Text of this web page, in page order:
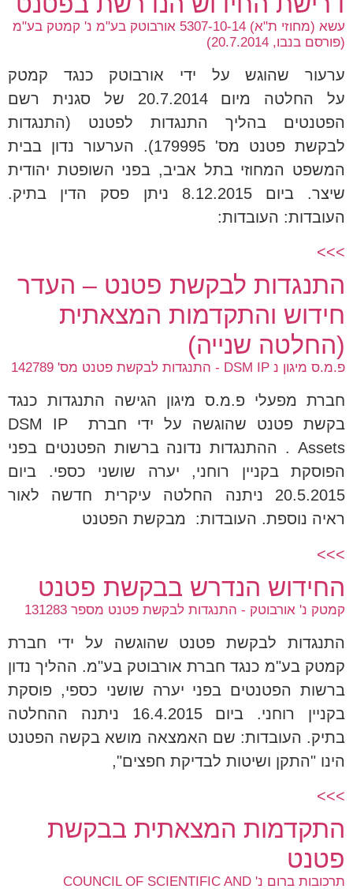
עשא (מחוזי ת"א) 5307-10-14 אורבוטק בע"מ נ' קמטק בע"מ
(פורסם בנבו, 20.7.2014)
ערעור שהוגש על ידי אורבוטק כנגד קמטק
על החלטה מיום 20.7.2014 של סגנית רשם
הפטנטים בהליך התנגדות לפטנט (התנגדות
לבקשת פטנט מס' 179995). הערעור נדון בבית
המשפט המחוזי בתל אביב, בפני השופטת יהודית
שיצר. ביום 8.12.2015 ניתן פסק הדין בתיק.
העובדות: העובדות:
>>>
התנגדות לבקשת פטנט – העדר
חידוש והתקדמות המצאתית
(החלטה שנייה)
פ.מ.ס מיגון נ DSM IP - התנגדות לבקשת פטנט מס' 142789
חברת מפעלי פ.מ.ס מיגון הגישה התנגדות כנגד
בקשת פטנט שהוגשה על ידי חברת DSM IP
Assets . ההתנגדות נדונה ברשות הפטנטים בפני
הפוסקת בקניין רוחני, יערה שושני כספי. ביום
20.5.2015 ניתנה החלטה עיקרית חדשה לאור
ראיה נוספת. העובדות: מבקשת הפטנט
>>>
החידוש הנדרש בבקשת פטנט
קמטק נ' אורבוטק - התנגדות לבקשת פטנט מספר 131283
התנגדות לבקשת פטנט שהוגשה על ידי חברת
קמטק בע"מ כנגד חברת אורבוטק בע"מ. ההליך נדון
ברשות הפטנטים בפני יערה שושני כספי, פוסקת
בקניין רוחני. ביום 16.4.2015 ניתנה ההחלטה
בתיק. העובדות: שם האמצאה מושא בקשה הפטנט
הינו "התקן ושיטות לבדיקת חפצים",
>>>
התקדמות המצאתית בבקשת
פטנט
תרכובות ברום נ' COUNCIL OF SCIENTIFIC AND